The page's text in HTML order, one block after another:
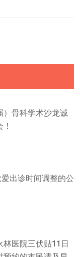
）骨科学术沙龙诚
出诊时间调整的公
医院三伏贴11日